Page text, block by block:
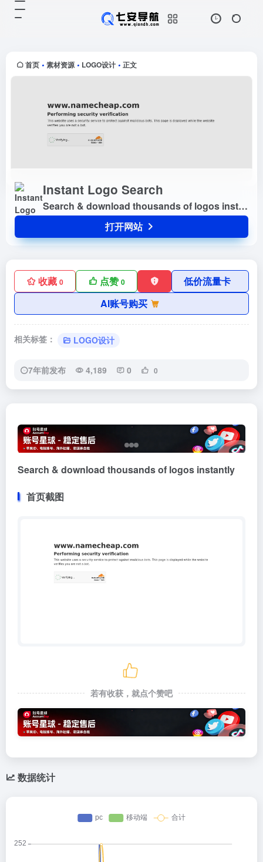
首页 • 素材资源 • LOGO设计 • 正文
Instant Logo Search
Search & download thousands of logos instantly
打开网站
收藏 0 点赞0
低价流量卡
AI账号购买
相关标签： LOGO设计
7年前发布 4,189 0 0
Search & download thousands of logos instantly
首页截图
若有收获，就点个赞吧
数据统计